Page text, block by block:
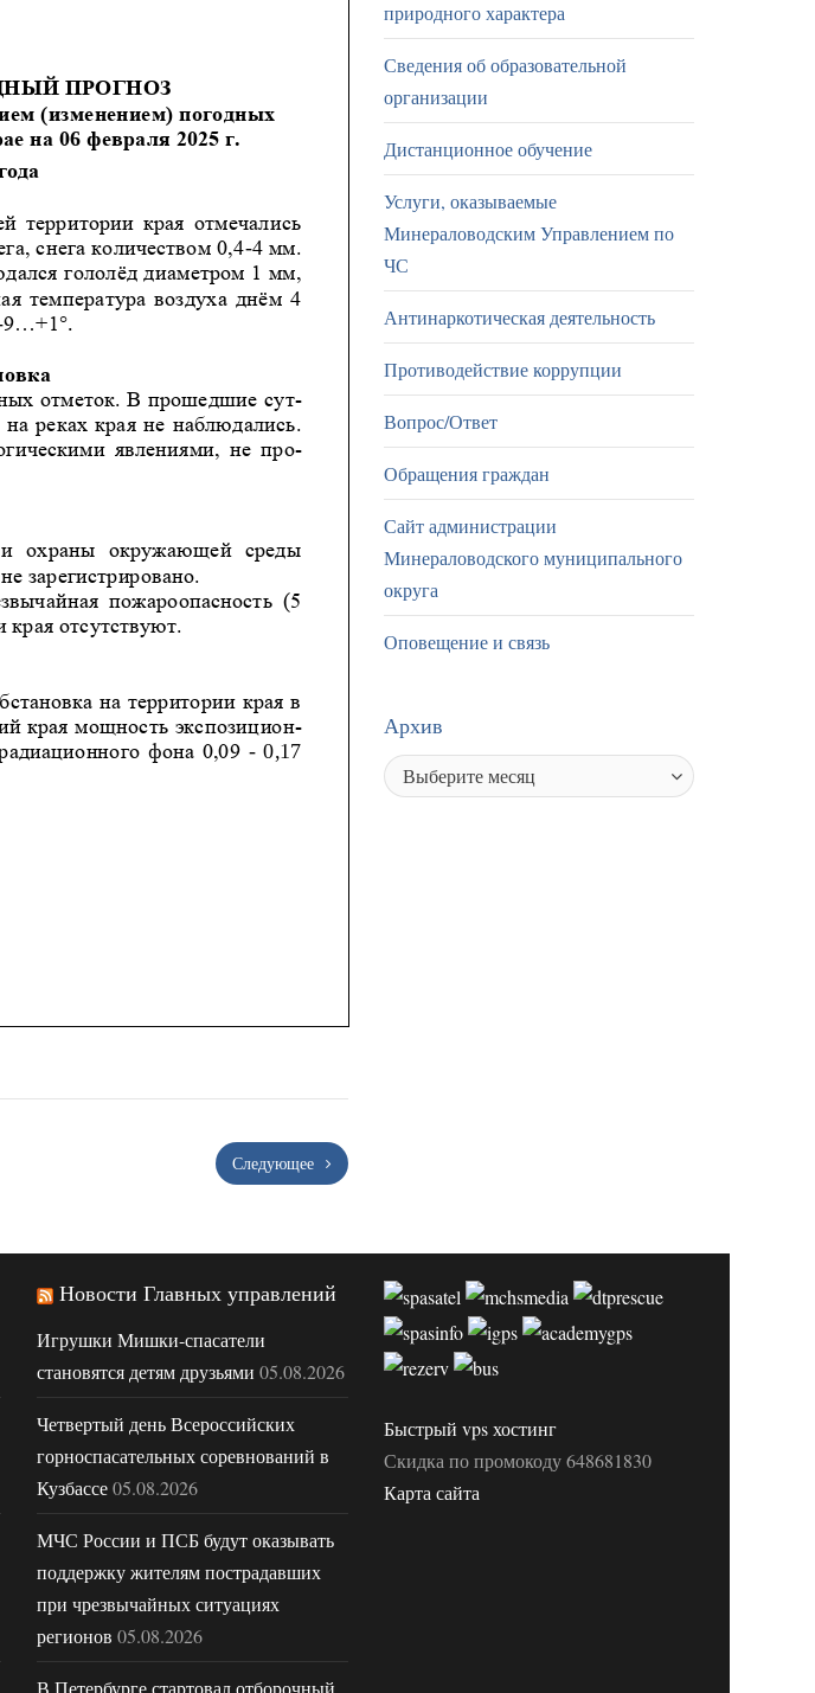
Следующее
природного характера
Сведения об образовательной
организации
Дистанционное обучение
Услуги, оказываемые
Минераловодским Управлением по
ЧС
Антинаркотическая деятельность
Противодействие коррупции
Вопрос/Ответ
Обращения граждан
Сайт администрации
Минераловодского муниципального
округа
Оповещение и связь
Архив
Новости Главных управлений
Игрушки Мишки-спасатели
становятся детям друзьями 05.08.2026
Четвертый день Всероссийских
горноспасательных соревнований в
Кузбассе05.08.2026
МЧС России и ПСБ будут оказывать
поддержку жителям пострадавших
при чрезвычайных ситуациях
регионов 05.08.2026
В Петербурге стартовал отборочный
Быстрый vps хостинг
Скидка по промокоду 648681830
Карта сайта